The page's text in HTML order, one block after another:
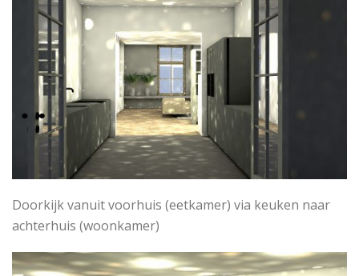
Doorkijk vanuit voorhuis (eetkamer) via keuken naar
achterhuis (woonkamer)